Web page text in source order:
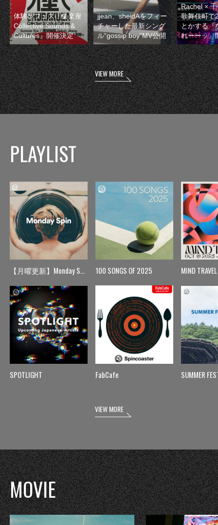
体験型フェス『集楽座
Collective Sounds &
Cultures』開催決定
jjean、sheidAをフィー
チャーした最新シング
ル“gossip boy”MV公開
Rachel ×
歌舞伎町で
とかする『
れーーッ』
VIEW MORE
PLAYLIST
【月曜更新】Monday Spin
SPOTLIGHT
100 SONGS OF 2025
FabCafe
MIND TRAVEL
SUMMER
VIEW MORE
MOVIE